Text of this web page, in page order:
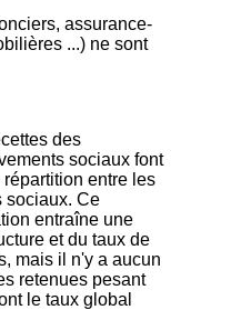
assurance-
...) ne sont
des
sociaux font
entre les
sociaux. Ce
entraîne une
et du taux de
mais il n'y a aucun
retenues pesant
le taux global